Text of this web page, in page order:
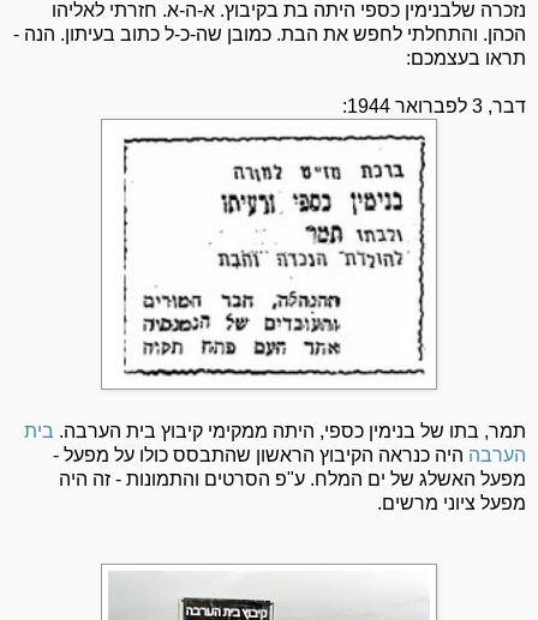
נזכרה שלבנימין כספי היתה בת בקיבוץ. א-ה-א. חזרתי לאליהו
הכהן. והתחלתי לחפש את הבת. כמובן שה-כ-ל כתוב בעיתון. הנה -
תראו בעצמכם:
דבר, 3 לפברואר 1944:
תמר, בתו של בנימין כספי, היתה ממקימי קיבוץ בית הערבה. בית
הערבה היה כנראה הקיבוץ הראשון שהתבסס כולו על מפעל -
מפעל האשלג של ים המלח. ע"פ הסרטים והתמונות - זה היה
מפעל ציוני מרשים.